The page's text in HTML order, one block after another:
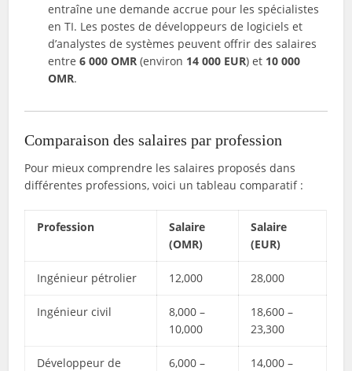
entraîne une demande accrue pour les spécialistes
en TI. Les postes de développeurs de logiciels et
d’analystes de systèmes peuvent offrir des salaires
entre6 000 OMR (environ 14 000 EUR) et 10 000
OMR.
Comparaison des salaires par profession
Pour mieux comprendre les salaires proposés dans
différentes professions, voici un tableau comparatif :
Profession
Salaire
(OMR)
Salaire
(EUR)
Ingénieur pétrolier 12,000 28,000
Ingénieur civil
8,000 –
10,000
18,600 –
23,300
Développeur de
6,000 –
14,000 –